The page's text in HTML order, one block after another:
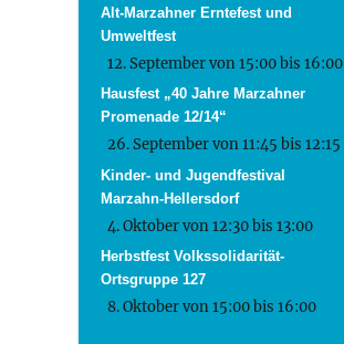
Alt-Marzahner Erntefest und
Umweltfest
12. September von 15:00bis16:00
Hausfest „40 Jahre Marzahner
Promenade 12/14“
26. September von 11:45 bis12:15
Kinder- und Jugendfestival
Marzahn-Hellersdorf
4. Oktober von 12:30bis13:00
Herbstfest Volkssolidarität-
Ortsgruppe 127
8. Oktober von 15:00bis16:00